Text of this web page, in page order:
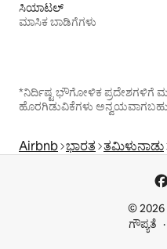
ಸಿಯಾಟಲ್
ಮಾಸಿಕ ಬಾಡಿಗೆಗಳು
*ನಿರ್ದಿಷ್ಟ ಭೌಗೋಳಿಕ ಪ್ರದೇಶಗಳಿಗೆ
ಹೊರಗಿಡುವಿಕೆಗಳು
Airbnb ಭಾರತ ತಮಿಳುನಾಡು
© 2026
ಗೌಪ್ಯತೆ